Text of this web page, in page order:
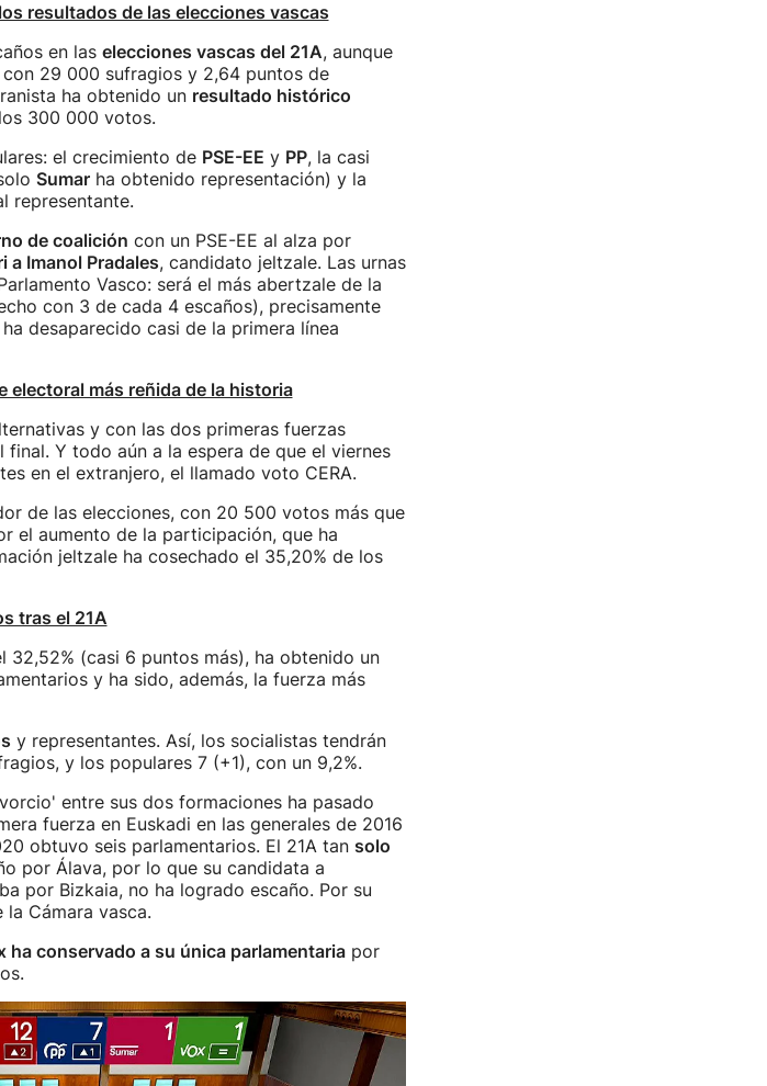
resultados de las elecciones vascas
en las elecciones vascas del 21A, aunque
con 29 000 sufragios y 2,64 puntos de
ha obtenido un resultado histórico
300 000 votos.
el crecimiento de PSE-EE y PP, la casi
Sumarha obtenido representación) y la
representante.
de coalición con un PSE-EE al alza por
a Imanol Pradales, candidato jeltzale. Las urnas
Vasco: será el más abertzale de la
con 3 de cada 4 escaños), precisamente
desaparecido casi de la primera línea
electoral más reñida de la historia
y con las dos primeras fuerzas
Y todo aún a la espera de que el viernes
en el extranjero, el llamado voto CERA.
de las elecciones, con 20 500 votos más que
el aumento de la participación, que ha
jeltzale ha cosechado el 35,20% de los
tras el 21A
32,52% (casi 6 puntos más), ha obtenido un
y ha sido, además, la fuerza más
y representantes. Así, los socialistas tendrán
y los populares 7 (+1), con un 9,2%.
entre sus dos formaciones ha pasado
fuerza en Euskadi en las generales de 2016
obtuvo seis parlamentarios. El 21A tan solo
por Álava, por lo que su candidata a
por Bizkaia, no ha logrado escaño. Por su
Cámara vasca.
ha conservado a su única parlamentariapor